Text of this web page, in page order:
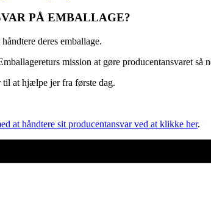
PÅ EMBALLAGE?
deres emballage.
mission at gøre producentansvaret så
til at hjælpe jer fra første dag.
at håndtere sit producentansvar ved at klikke her.